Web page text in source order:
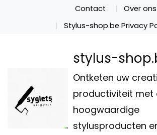
Contact
Over ons
Stylus-shop.be Privacy
stylus-
Ontketen uw
productiviteit met
hoogwaardige
stylusproducten